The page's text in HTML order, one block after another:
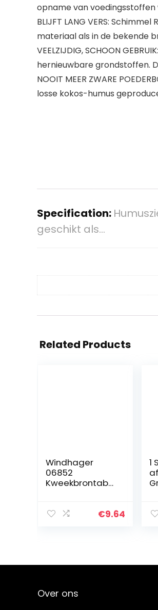
opname van
BLIJFT LANG VERS:
materiaal als in de bekende
VEELZIJDIG, SCHOON
hernieuwbare grondstoffen.
NOOIT MEER ZWARE
losse kokos-humus
Specification:
geschikt als…
Related Products
Windhager
06852
Kweekbrontabs,
voor het kweken
€9.64
1
Over ons